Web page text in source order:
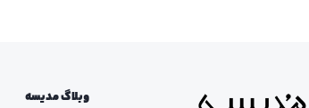
وبلاگ مدیسه